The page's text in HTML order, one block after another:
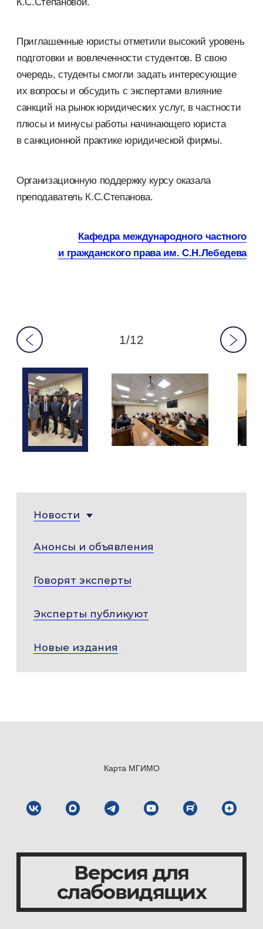
Приглашенные юристы отметили высокий уровень
подготовки и вовлеченности студентов. В свою
очередь, студенты смогли задать интересующие
их вопросы и обсудить с экспертами влияние
санкций на рынок юридических услуг, в частности
плюсы и минусы работы начинающего юриста
в санкционной практике юридической фирмы.
Организационную поддержку курсу оказала
преподаватель К.С.Степанова.
Кафедра международного частного
и гражданского права им. С.Н.Лебедева
1/12
Новости
Анонсы и объявления
Говорят эксперты
Эксперты публикуют
Новые издания
Карта МГИМО
Версия для
слабовидящих